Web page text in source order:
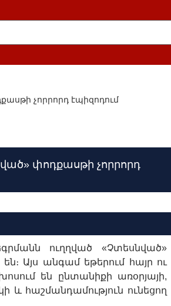
չորրորդ էպիզոդում
փոդքասթի չորրորդ
ուղղված «Չտեսնված»
են։ Այս անգամ եթերում հայր ու
են ընտանիքի առօրյայի,
հաշմանդամություն ունեցող